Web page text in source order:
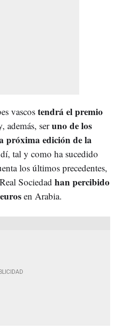
vascos tendrá el premio
además, seruno de los
próxima edición de la
tal y como ha sucedido
los últimos precedentes,
Sociedad han percibido
en Arabia.